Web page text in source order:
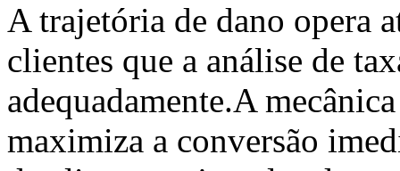
A trajetória de dano opera
clientes que a análise de
adequadamente.A
maximiza a conversão